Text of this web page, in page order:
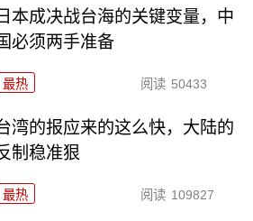
本成决战台海的关键变量，中
必须两手准备
最热 阅读 50433
湾的报应来的这么快，大陆的
制稳准狠
最热 阅读 109827